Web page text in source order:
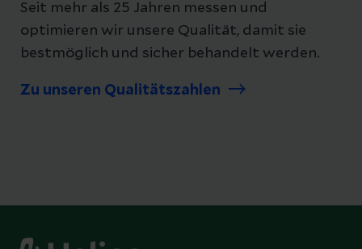
Seit mehr als 25 Jahren messen und
optimieren wir unsere Qualität, damit sie
bestmöglich und sicher behandelt werden.
Zu unseren Qualitätszahlen